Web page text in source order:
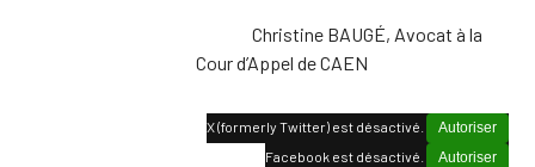
Christine BAUGÉ, Avocat à la
Cour d’Appel de CAEN
X (formerly Twitter) est désactivé.
Autoriser
Facebook est désactivé.
Autoriser